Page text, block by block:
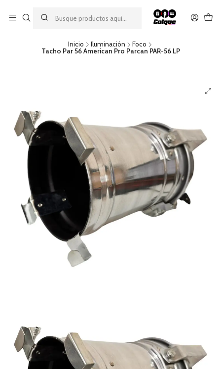
descuento por pago con transferencia bancaria
por una compra mínima de $49.990. Este descuento no es
acumulable a otras promociones ni aplicable a gastos de envío.
Inicio Iluminación
Foco
Tacho Par 56 American Pro Parcan PAR-56 LP